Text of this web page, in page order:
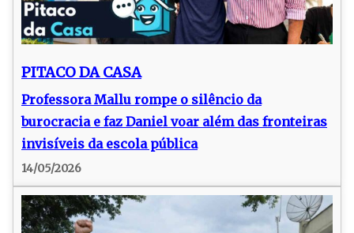
PITACO DA CASA
Professora Mallu rompe o silêncio da
burocracia e faz Daniel voar além das fronteiras
invisíveis da escola pública
14/05/2026